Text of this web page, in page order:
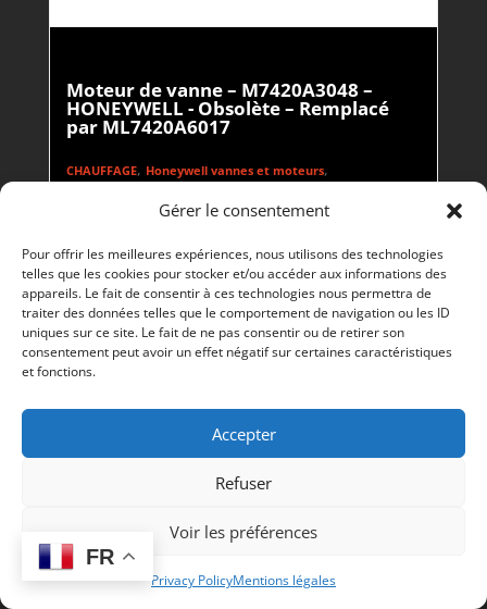
Gérer le consentement
Pour offrir les meilleures expériences, nous utilisons des technologies
telles que les cookies pour stocker et/ou accéder aux informations des
appareils. Le fait de consentir à ces technologies nous permettra de
traiter des données telles que le comportement de navigation ou les ID
uniques sur ce site. Le fait de ne pas consentir ou de retirer son
consentement peut avoir un effet négatif sur certaines caractéristiques
et fonctions.
Accepter
Refuser
Voir les préférences
Privacy PolicyMentions légales
Moteur de vanne – M7420A3048 –
HONEYWELL - Obsolète – Remplacé
par ML7420A6017
CHAUFFAGE, Honeywell vannes et moteurs,
EPUISÉ
FR